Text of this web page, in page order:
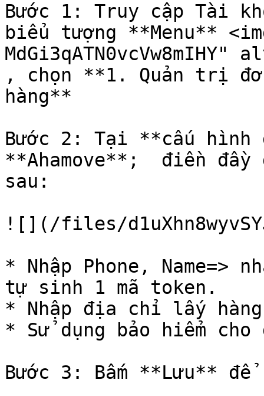
Bước 1: Truy cập Tài
biểu tượng **Menu**
, chọn **1. Quản trị
hàng**
Bước 2: Tại **cấu hình
**Ahamove**;  điền
sau:
![](/files/
* Nhập Phone, Name=>
tự sinh 1 mã token.
* Nhập địa chỉ lấy hàng
* Sử dụng bảo hiểm
Bước 3: Bấm **Lưu**